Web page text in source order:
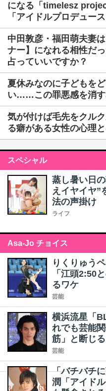
になる「timelesz
「アイドルプロデュー
中田敦彦・福田萌夫妻
ナー】になれる相性だ
占っていいですか？
夏休みなのに子どもを
い……この罪悪感を消す
気が付けば毛先をクル
る癖がある女性の心理と
スペシャル
蒸し暑い日
えイヤイヤ”
法の声掛け
ライフ
Asa-Jo チョイス
りくりゅう
「江頭2:50
るワケ
芸能
横浜流星「
れでも芸能
筋」と断じ
芸能
「バチバチ
潤「アイド